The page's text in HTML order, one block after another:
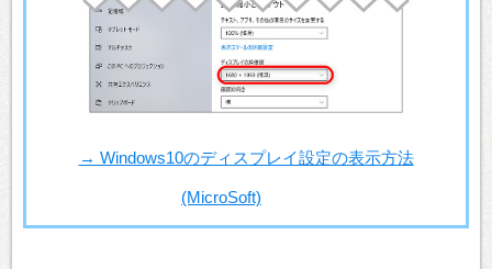
→ Windows10のディスプレイ設定の表示方法
(MicroSoft)